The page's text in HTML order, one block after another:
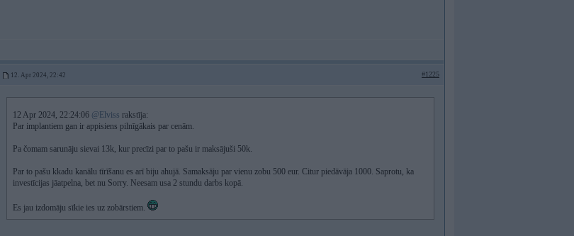
12. Apr 2024, 22:42 #1225
12 Apr 2024, 22:24:06 @Elviss rakstīja:
Par implantiem gan ir appisiens pilnīgākais par cenām.
Pa čomam sarunāju sievai 13k, kur precīzi par to pašu ir maksājuši 50k.
Par to pašu kkadu kanālu tīrīšanu es arī biju ahujā. Samaksāju par vienu zobu 500 eur. Citur piedāvāja 1000. Saprotu, ka
investīcijas jāatpelna, bet nu Sorry. Neesam usa 2 stundu darbs kopā.
Es jau izdomāju sīkie ies uz zobārstiem.